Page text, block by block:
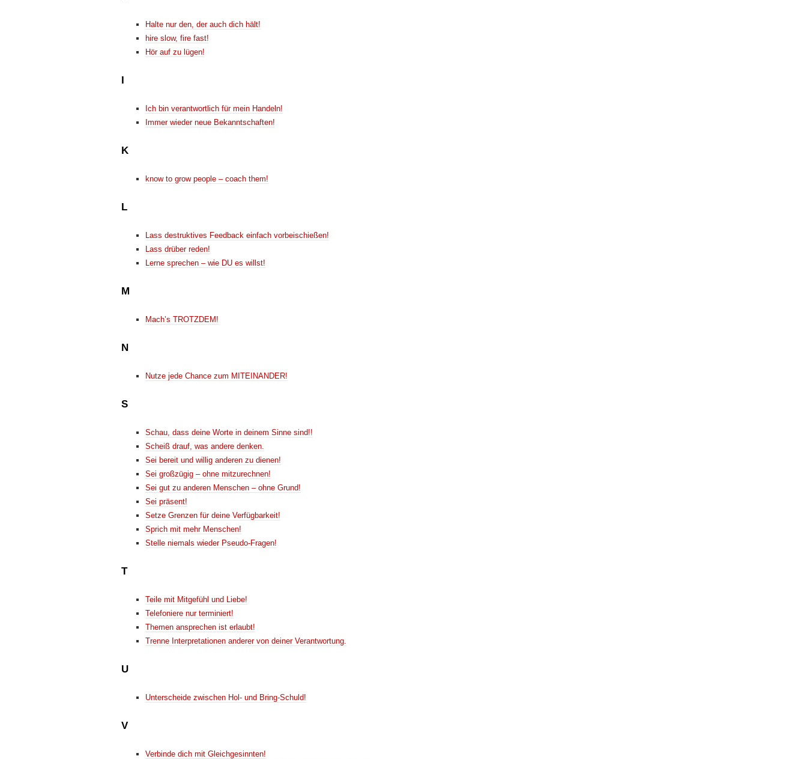
Halte nur den, der auch dich hält!
hire slow, fire fast!
Hör auf zu lügen!
I
Ich bin verantwortlich für mein Handeln!
Immer wieder neue Bekanntschaften!
K
know to grow people – coach them!
L
Lass destruktives Feedback einfach vorbeischießen!
Lass drüber reden!
Lerne sprechen – wie DU es willst!
M
Mach’s TROTZDEM!
N
Nutze jede Chance zum MITEINANDER!
S
Schau, dass deine Worte in deinem Sinne sind!!
Scheiß drauf, was andere denken.
Sei bereit und willig anderen zu dienen!
Sei großzügig – ohne mitzurechnen!
Sei gut zu anderen Menschen – ohne Grund!
Sei präsent!
Setze Grenzen für deine Verfügbarkeit!
Sprich mit mehr Menschen!
Stelle niemals wieder Pseudo-Fragen!
T
Teile mit Mitgefühl und Liebe!
Telefoniere nur terminiert!
Themen ansprechen ist erlaubt!
Trenne Interpretationen anderer von deiner Verantwortung.
U
Unterscheide zwischen Hol- und Bring-Schuld!
V
Verbinde dich mit Gleichgesinnten!